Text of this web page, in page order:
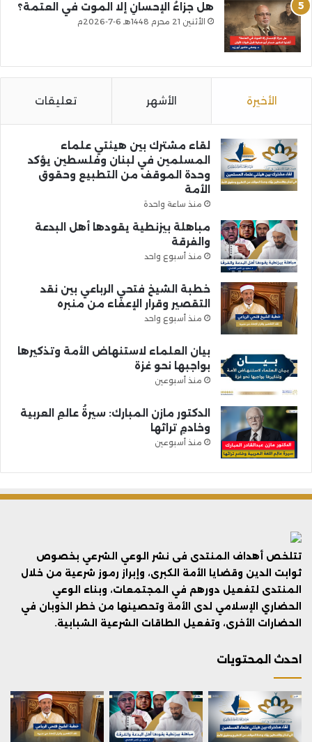
هل جزاءُ الإحسانِ إلا الموت في العتمة؟
الأثنين 21 محرم 1448هـ 6-7-2026م
الأخيرة الأشهر تعليقات
لقاء مشترك بين هيئتي علماء
المسلمين في لبنان وفلسطين يؤكد
وحدة الموقف من التطبيع وحقوق
الأمة
منذ ساعة واحدة
مباهلة بيزنطية يقودها أهل البدعة
والفرقة
منذ أسبوع واحد
خطبة الشيخ فتحي الرباعي بين نقد
التقصير وقرار الإعفاء من منبره
منذ أسبوع واحد
بيان العلماء لاستنهاض الأمة وتذكيرها
بواجبها نحو غزة
منذ أسبوعين
الدكتور مازن المبارك: سيرةُ عالمِ العربية
وخادمِ تراثها
منذ أسبوعين
تتلخص أهداف المنتدى فى نشر الوعي الشرعي بخصوص
ثوابت الدين وقضايا الأمة الكبرى، وإبراز رموز شرعية من خلال
المنتدى لتفعيل دورهم في المجتمعات، وبناء الوعي
الحضاري الإسلامي لدى الأمة وتحصينها من خطر الذوبان في
الحضارات الأخرى، وتفعيل الطاقات الشرعية الشبابية.
احدث المحتويات